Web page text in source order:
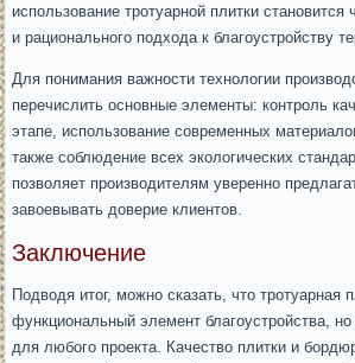
использование тротуарной плитки
и рационального подхода к благоустройству
Для понимания важности технологии
перечислить основные элементы: контроль
этапе, использование современных
также соблюдение всех экологических
позволяет производителям уверенно
завоевывать доверие клиентов.
Заключение
Подводя итог, можно сказать, что тротуарная
функциональный элемент благоустройства,
для любого проекта. Качество плитки и